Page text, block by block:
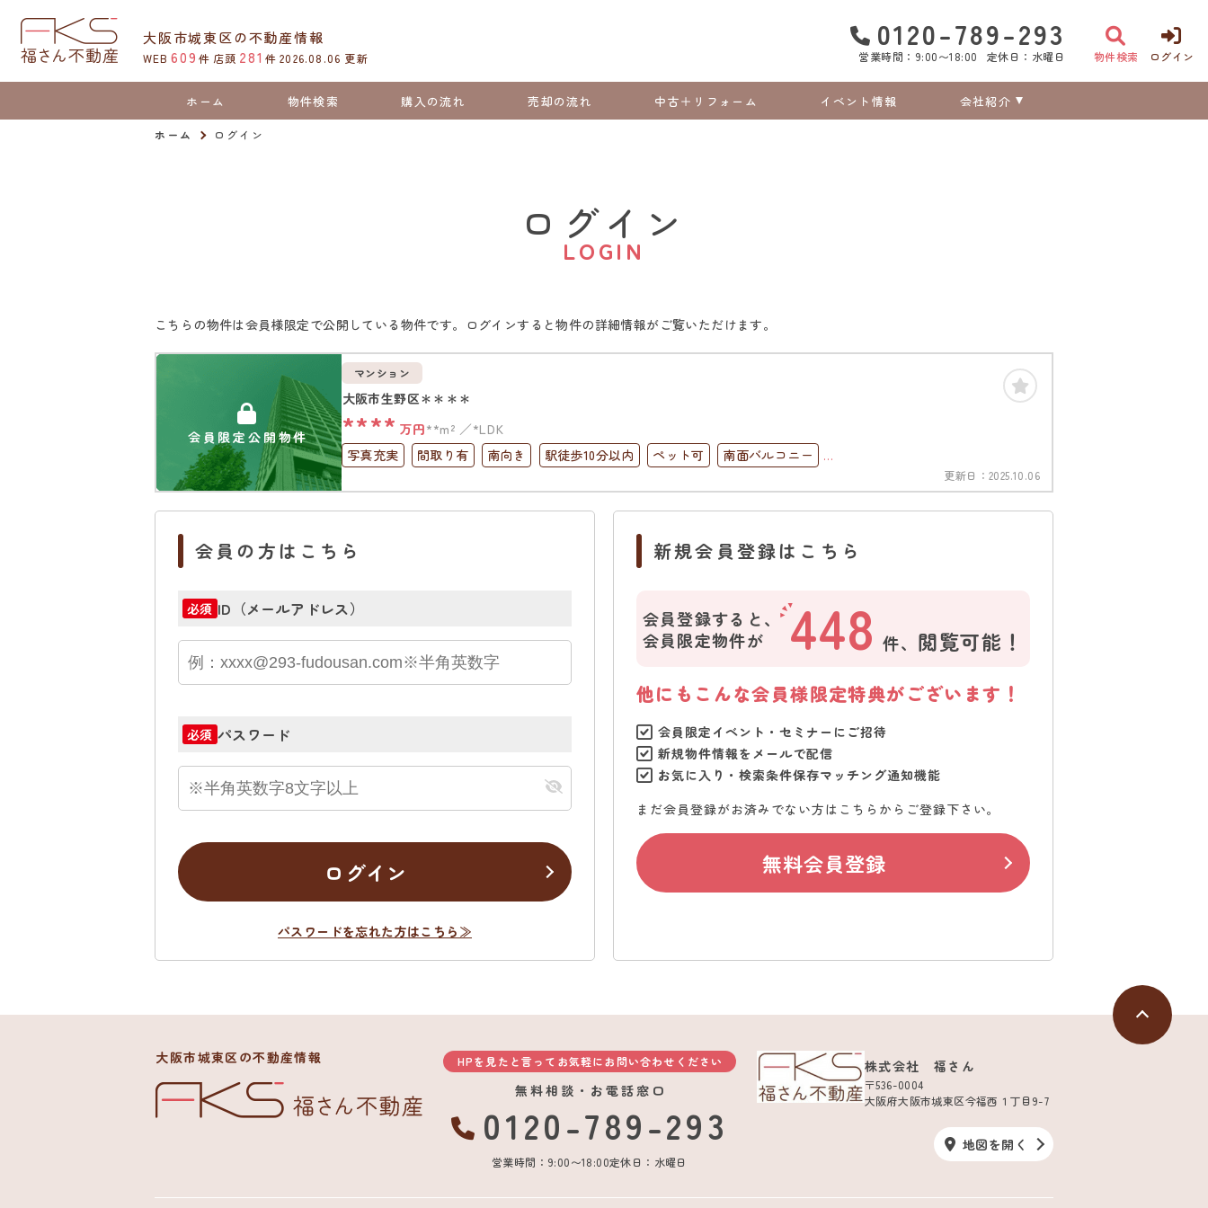
大阪市城東区の不動産情報
WEB 609 件 店頭 281 件 2026.08.06 更新
0120-789-293
営業時間：9:00〜18:00 定休日：水曜日 物件検索 ログイン
ホーム 物件検索 購入の流れ 売却の流れ 中古＋リフォーム イベント情報 会社紹介
ホーム ログイン
ログイン
LOGIN
こちらの物件は会員様限定で公開している物件です。ログインすると物件の詳細情報がご覧いただけます。
会員限定公開物件
マンション
大阪市生野区＊＊＊＊
**** 万円**m²
*LDK
写真充実
間取り有 南向き 駅徒歩10分以内 ペット可
南面バルコニー
オートロック
上下水道完備 角部屋
更新日： 2025.10.06
会員の方はこちら
必須 ID（メールアドレス）
必須 パスワード
ログイン
パスワードを忘れた方はこちら≫
新規会員登録はこちら
会員登録すると、
会員限定物件が
448 件、 閲覧可能！
他にもこんな会員様限定特典がございます！
会員限定イベント・セミナーにご招待
新規物件情報をメールで配信
お気に入り・検索条件保存マッチング通知機能
まだ会員登録がお済みでない方はこちらからご登録下さい。
無料会員登録
大阪市城東区の不動産情報 HPを見たと言ってお気軽にお問い合わせください
無料相談・お電話窓口
0120-789-293
営業時間：9:00〜18:00定休日：水曜日
株式会社 福さん
〒536-0004
大阪府大阪市城東区今福西１丁目9-7
地図を開く